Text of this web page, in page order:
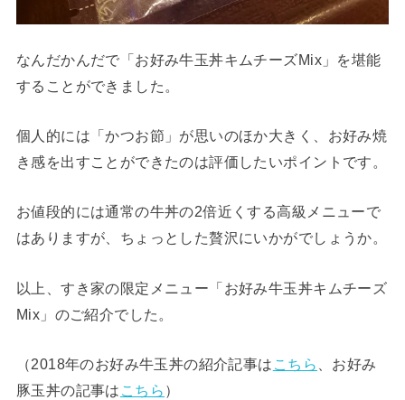
なんだかんだで「お好み牛玉丼キムチーズMix」を堪能
することができました。
個人的には「かつお節」が思いのほか大きく、お好み焼
き感を出すことができたのは評価したいポイントです。
お値段的には通常の牛丼の2倍近くする高級メニューで
はありますが、ちょっとした贅沢にいかがでしょうか。
以上、すき家の限定メニュー「お好み牛玉丼キムチーズ
Mix」のご紹介でした。
（2018年のお好み牛玉丼の紹介記事は こちら
、お好み
豚玉丼の記事は こちら ）